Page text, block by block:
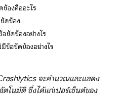
องคืออะไร
ดข้อง
ขัดข้องอย่างไร
ข้อขัดข้องอย่างไร
จะคำนวณและแสดง
โนมัติ ซึ่งได้แก่เปอร์เซ็นต์ของ